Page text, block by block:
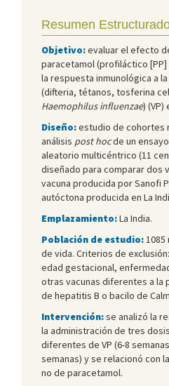
Resumen
Objetivo:evaluar el efecto
paracetamol (profiláctico
la respuesta inmunológica a
(difteria, tétanos, tosferina
Haemophilus influenzae) (VP)
Diseño:estudio de cohortes
análisis post hocde un
aleatorio multicéntrico (11
diseñado para comparar dos
vacuna producida por Sanofi
autóctona producida en La
Emplazamiento:La India.
Población de estudio:
de vida. Criterios de
edad gestacional,
otras vacunas diferentes a la
de hepatitis B o bacilo de
Intervención:se analizó la
la administración de tres
diferentes de VP (6-8
semanas) y se relacionó con
no de paracetamol.